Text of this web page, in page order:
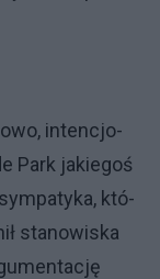
in­ten­cjo­
Park ja­kie­goś
któ­
sta­no­wi­ska